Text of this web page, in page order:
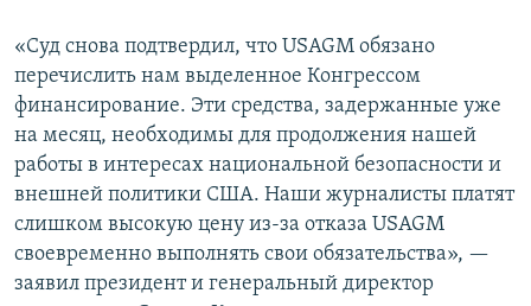
«Суд снова подтвердил, что USAGM обязано
перечислить нам выделенное Конгрессом
финансирование. Эти средства, задержанные уже
на месяц, необходимы для продолжения нашей
работы в интересах национальной безопасности и
внешней политики США. Наши журналисты платят
слишком высокую цену из-за отказа USAGM
своевременно выполнять свои обязательства», —
заявил президент и генеральный директор